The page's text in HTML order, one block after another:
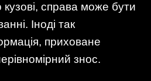
кузові, справа може бути
Іноді так
приховане
знос.